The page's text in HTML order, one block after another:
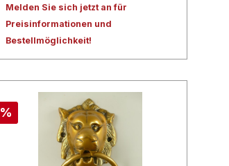
Melden Sie sich jetzt an für
Preisinformationen und
Bestellmöglichkeit!
%